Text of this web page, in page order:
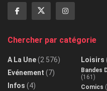
Chercher par catégorie
A La Une(2 576)
Evénement (7)
Infos (4)
Loisirs
Bandes
(161)
Comics